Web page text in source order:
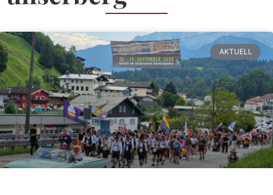
AKTUELL